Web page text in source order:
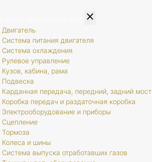
Двигатель
Система питания двигателя
Система охлаждения
Рулевое управление
Кузов, кабина, рама
Подвеска
Карданная передача, передний, задний мост
Коробка передач и раздаточная коробка
Электрооборудование и приборы
Сцепление
Тормоза
Колеса и шины
Система выпуска отработавших газов